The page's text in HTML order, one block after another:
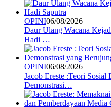
OPINI06/08/2026
Daur Ulang Wacana
Hadi …
OPINI06/08/2026
Jacob Ereste :Teori
Demonstrasi…